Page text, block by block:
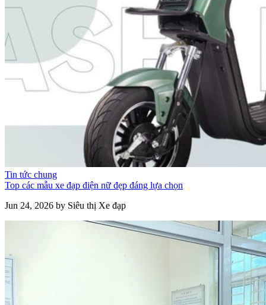
Tin tức chung
Top các mẫu xe đạp điện nữ đẹp đáng lựa chọn
Jun 24, 2026 by Siêu thị Xe đạp